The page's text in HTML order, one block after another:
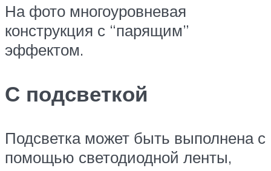
На фото многоуровневая
конструкция с “парящим”
эффектом.
С подсветкой
Подсветка может быть выполнена с
помощью светодиодной ленты,